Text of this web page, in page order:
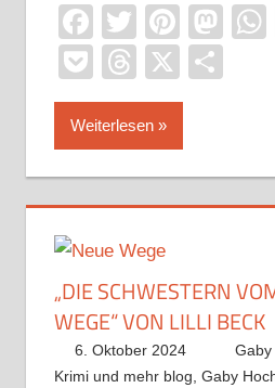
Facebook
Twitter
PocketThreads
X
Weiterlesen
„DIE SCHWESTERN
WEGE“ VON LILLI BECK
6. Oktober 2024
Krimi und mehr blog Gaby